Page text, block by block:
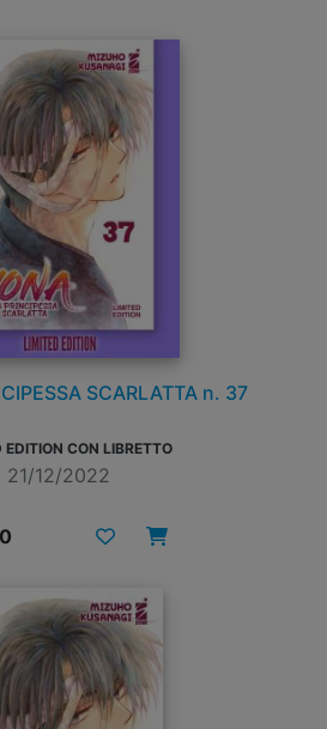
SCARLATTA n. 37
EDITION CON LIBRETTO
21/12/2022